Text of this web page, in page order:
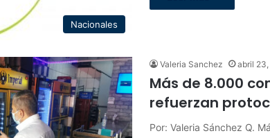
Nacionales
Valeria Sanchez abril 23,
Más de 8.000
refuerzan
Por: Valeria Sánchez Q.